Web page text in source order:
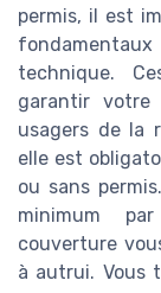
permis, il est
fondamentaux
technique.
garantir
usagers de la
elle est
ou sans
minimum
couverture
à autrui. Vous